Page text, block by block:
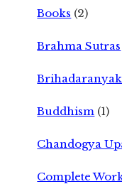
Books (2)
Brahma Sutras
Buddhism (1)
Chandogya
Complete